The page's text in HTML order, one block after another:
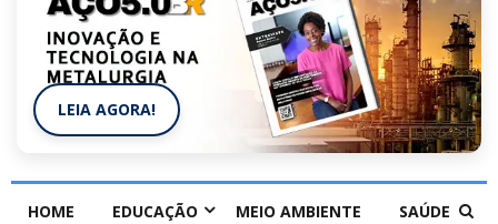
LEIA AGORA!
HOME EDUCAÇÃO MEIO AMBIENTE SAÚDE